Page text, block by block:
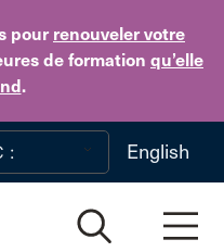
pour renouveler votre
de formation qu’elle
.
Skip to main content
English